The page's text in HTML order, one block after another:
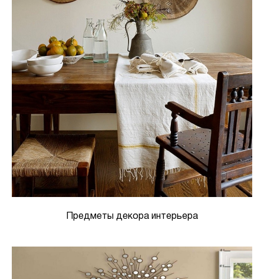
Предметы декора интерьера